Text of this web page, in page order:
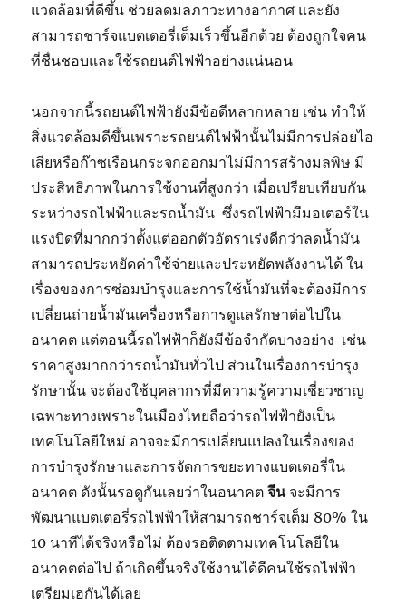
แวดล้อมที่ดีขึ้น ช่วยลดมลภาวะทางอากาศ และยัง
สามารถชาร์จแบตเตอรี่เต็มเร็วขึ้นอีกด้วย ต้องถูกใจคน
ที่ชื่นชอบและใช้รถยนต์ไฟฟ้าอย่างแน่นอน
นอกจากนี้รถยนต์ไฟฟ้ายังมีข้อดีหลากหลาย เช่น ทำให้
สิ่งแวดล้อมดีขึ้นเพราะรถยนต์ไฟฟ้านั้นไม่มีการปล่อยไอ
เสียหรือก๊าซเรือนกระจกออกมาไม่มีการสร้างมลพิษ มี
ประสิทธิภาพในการใช้งานที่สูงกว่า เมื่อเปรียบเทียบกัน
ระหว่างรถไฟฟ้าและรถน้ำมัน ซึ่งรถไฟฟ้ามีมอเตอร์ใน
แรงบิดที่มากกว่าตั้งแต่ออกตัวอัตราเร่งดีกว่าลดน้ำมัน
สามารถประหยัดค่าใช้จ่ายและประหยัดพลังงานได้ ใน
เรื่องของการซ่อมบำรุงและการใช้น้ำมันที่จะต้องมีการ
เปลี่ยนถ่ายน้ำมันเครื่องหรือการดูแลรักษาต่อไปใน
อนาคต แต่ตอนนี้รถไฟฟ้าก็ยังมีข้อจำกัดบางอย่าง เช่น
ราคาสูงมากกว่ารถน้ำมันทั่วไป ส่วนในเรื่องการบำรุง
รักษานั้น จะต้องใช้บุคลากรที่มีความรู้ความเชี่ยวชาญ
เฉพาะทางเพราะในเมืองไทยถือว่ารถไฟฟ้ายังเป็น
เทคโนโลยีใหม่ อาจจะมีการเปลี่ยนแปลงในเรื่องของ
การบำรุงรักษาและการจัดการขยะทางแบตเตอรี่ใน
อนาคต ดังนั้นรอดูกันเลยว่าในอนาคตจีน จะมีการ
พัฒนาแบตเตอรี่รถไฟฟ้าให้สามารถชาร์จเต็ม 80% ใน
10 นาทีได้จริงหรือไม่ ต้องรอติดตามเทคโนโลยีใน
อนาคตต่อไป ถ้าเกิดขึ้นจริงใช้งานได้ดีคนใช้รถไฟฟ้า
เตรียมเฮกันได้เลย